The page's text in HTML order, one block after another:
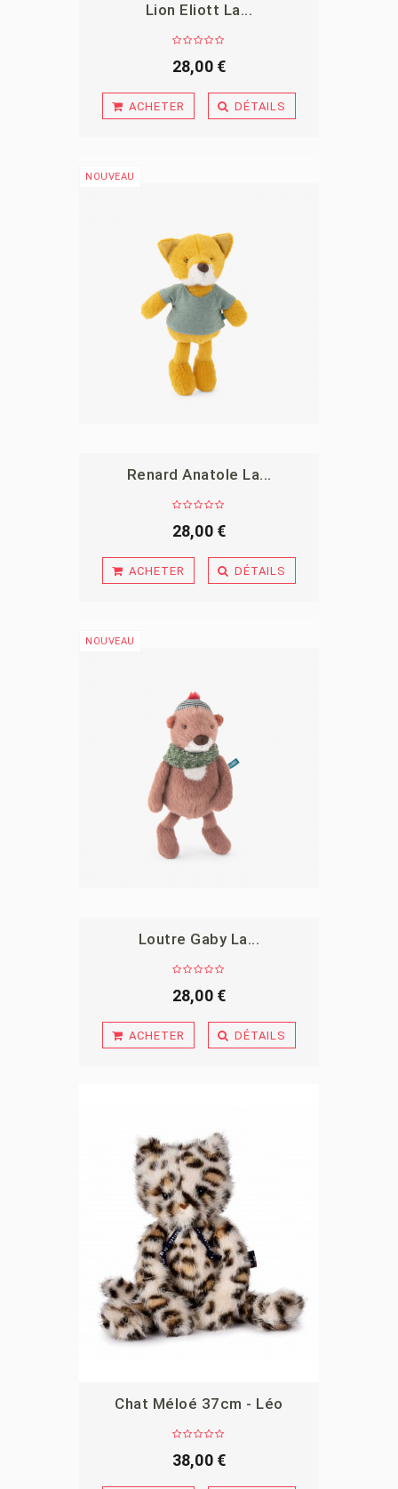
APERÇU
Lion Eliott La...
28,00 €
ACHETER DÉTAILS
APERÇU
NOUVEAU
Renard Anatole La...
28,00 €
ACHETER DÉTAILS
APERÇU
NOUVEAU
Loutre Gaby La...
28,00 €
ACHETER DÉTAILS
APERÇU
Chat Méloé 37cm - Léo
38,00 €